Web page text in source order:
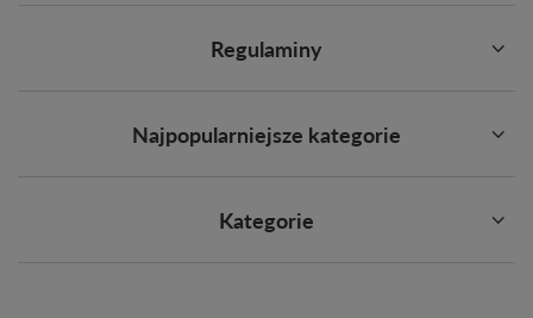
Regulaminy
Najpopularniejsze kategorie
Kategorie